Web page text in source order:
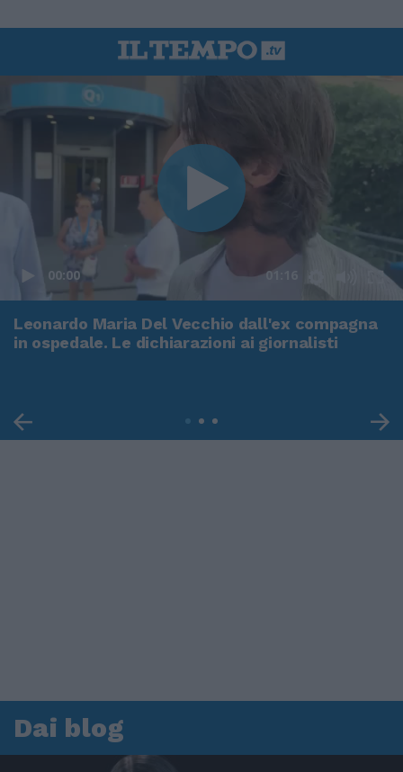
00:00 01:16
Leonardo Maria Del Vecchio dall'ex compagna
in ospedale. Le dichiarazioni ai giornalisti
Dai blog